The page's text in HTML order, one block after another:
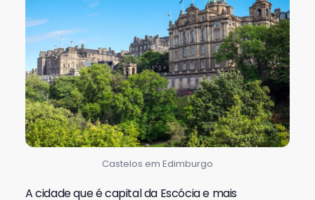
Castelos em Edimburgo
A cidade que é capital da Escócia e mais